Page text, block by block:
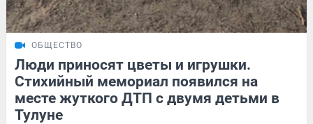
ОБЩЕСТВО
Люди приносят цветы и игрушки.
Стихийный мемориал появился на
месте жуткого ДТП с двумя детьми в
Тулуне